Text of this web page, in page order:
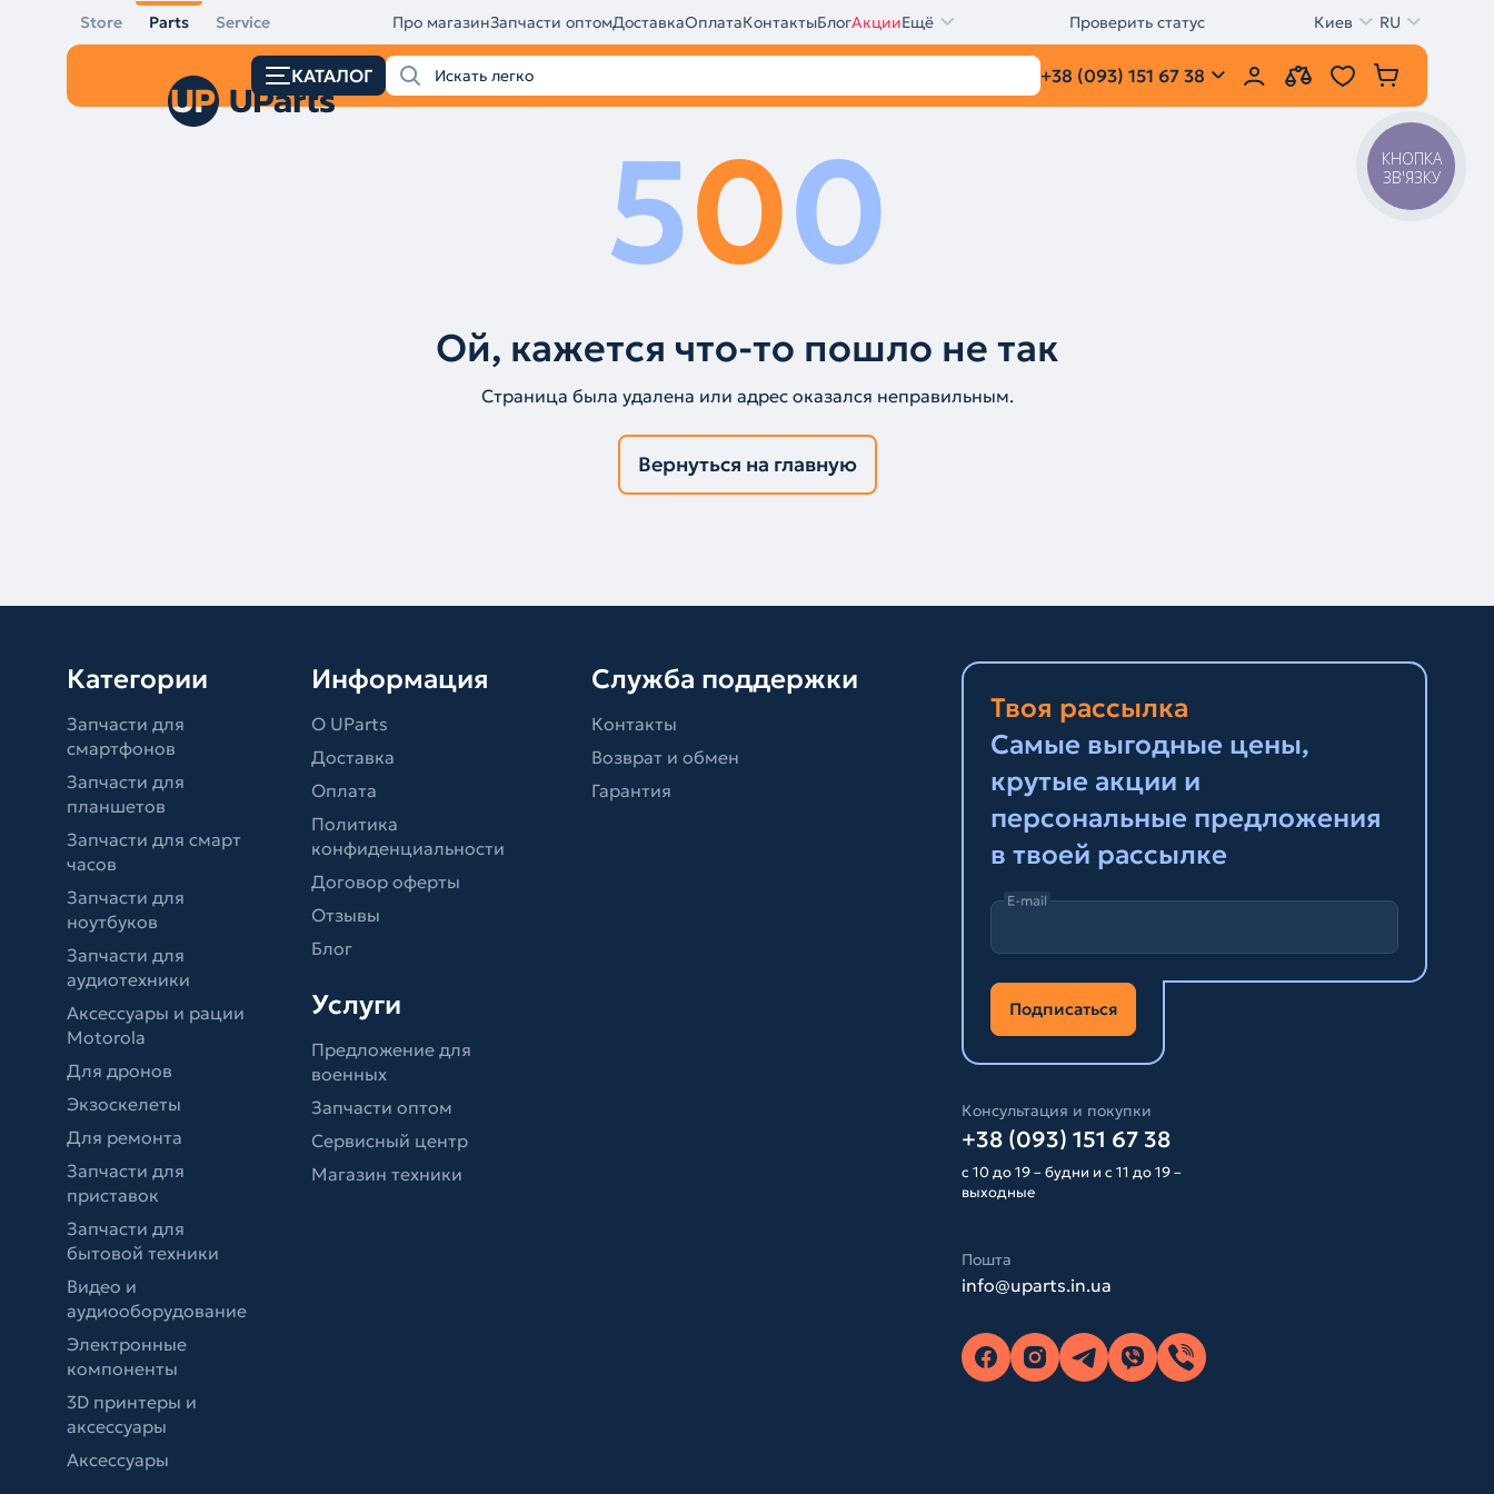
Store Parts Service Про магазинЗапчасти оптомДоставкаОплатаКонтактыБлогАкцииЕщё Проверить статус Киев RU
КАТАЛОГ +38 (093) 151 67 38
500
Ой, кажется что-то пошло не так
Страница была удалена или адрес оказался неправильным.
Вернуться на главную
Категории
Запчасти для
смартфонов
Запчасти для
планшетов
Запчасти для смарт
часов
Запчасти для
ноутбуков
Запчасти для
аудиотехники
Аксессуары и рации
Motorola
Для дронов
Экзоскелеты
Для ремонта
Запчасти для
приставок
Запчасти для
бытовой техники
Видео и
аудиооборудование
Электронные
компоненты
3D принтеры и
аксессуары
Аксессуары
Информация
О UParts
Доставка
Оплата
Политика
конфиденциальности
Договор оферты
Отзывы
Блог
Услуги
Предложение для
военных
Запчасти оптом
Сервисный центр
Магазин техники
Служба поддержки
Контакты
Возврат и обмен
Гарантия
Твоя рассылка
Самые выгодные цены,
крутые акции и
персональные предложения
в твоей рассылке
E-mail
Подписаться
Консультация и покупки
+38 (093) 151 67 38
с 10 до 19 – будни и с 11 до 19 –
выходные
Пошта
info@uparts.in.ua
КНОПКА
ЗВ'ЯЗКУ